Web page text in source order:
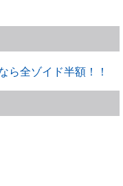
ら全ゾイド半額！！